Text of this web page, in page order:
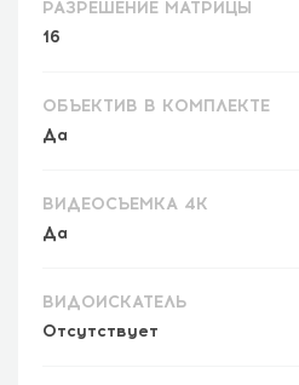
РАЗРЕШЕНИЕ МАТРИЦЫ
16
ОБЪЕКТИВ В КОМПЛЕКТЕ
Да
ВИДЕОСЪЕМКА 4K
Да
ВИДОИСКАТЕЛЬ
Отсутствует